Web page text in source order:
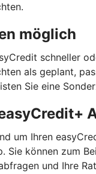
möglich
schneller
als geplant,
Sie eine
um Ihren
Sie können zum
und Ihre